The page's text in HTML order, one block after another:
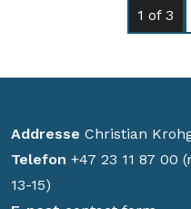
1 of 3
Addresse Christian
Telefon +47 23 11 87 00
13-15)